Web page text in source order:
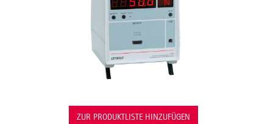
ZUR PRODUKTLISTE HINZUFÜGEN